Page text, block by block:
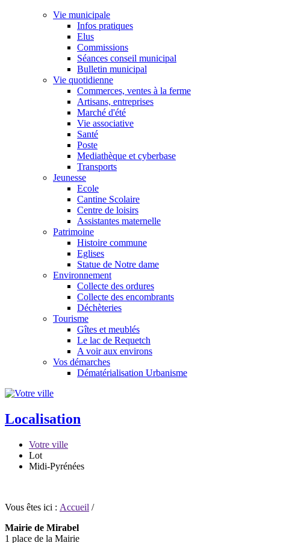
Vie municipale
Infos pratiques
Elus
Commissions
Séances conseil municipal
Bulletin municipal
Vie quotidienne
Commerces, ventes à la ferme
Artisans, entreprises
Marché d'été
Vie associative
Santé
Poste
Mediathèque et cyberbase
Transports
Jeunesse
Ecole
Cantine Scolaire
Centre de loisirs
Assistantes maternelle
Patrimoine
Histoire commune
Eglises
Statue de Notre dame
Environnement
Collecte des ordures
Collecte des encombrants
Déchèteries
Tourisme
Gîtes et meublés
Le lac de Requetch
A voir aux environs
Vos démarches
Dématérialisation Urbanisme
Localisation
Votre ville
Lot
Midi-Pyrénées
Vous êtes ici : Accueil /
Mairie de Mirabel
1 place de la Mairie